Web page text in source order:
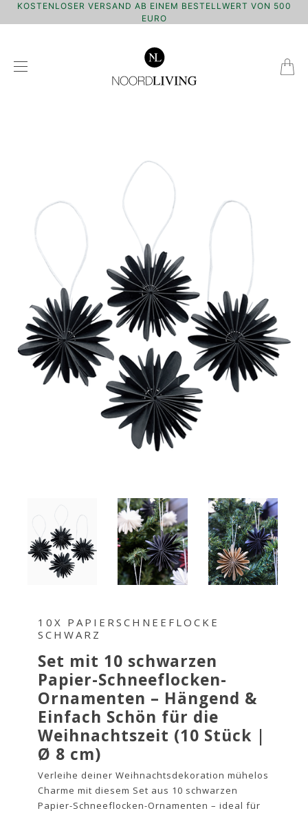
KOSTENLOSER VERSAND AB EINEM BESTELLWERT VON 500
EURO
10X PAPIERSCHNEEFLOCKE
SCHWARZ
Set mit 10 schwarzen
Papier-Schneeflocken-
Ornamenten – Hängend &
Einfach Schön für die
Weihnachtszeit (10 Stück |
Ø 8 cm)
Verleihe deiner Weihnachtsdekoration mühelos
Charme mit diesem Set aus 10 schwarzen
Papier-Schneeflocken-Ornamenten – ideal für